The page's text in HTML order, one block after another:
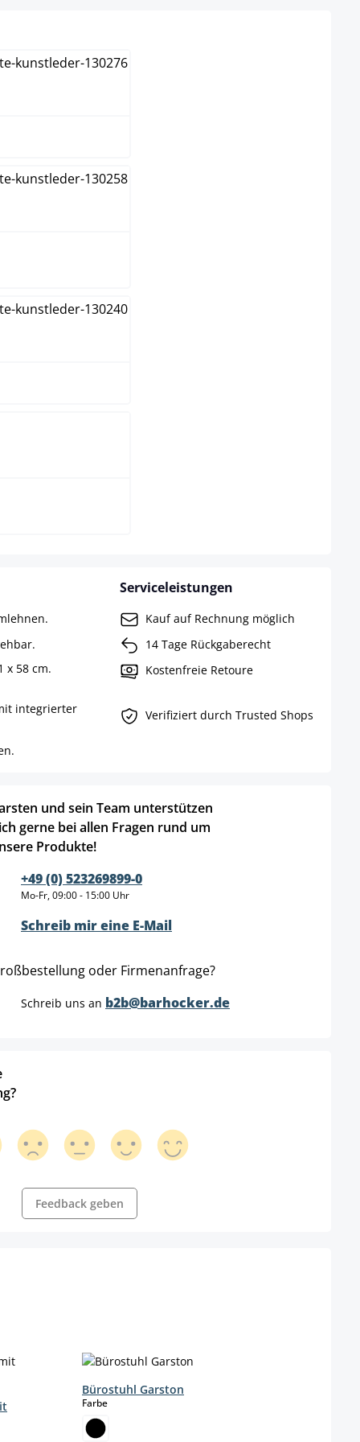
x 58 cm.
integrierter
Serviceleistungen
Kauf auf Rechnung möglich
14 Tage Rückgaberecht
Kostenfreie Retoure
Verifiziert durch Trusted Shops
und sein Team unterstützen
gerne bei allen Fragen rund um
Produkte!
+49 (0) 523269899-0
Mo-Fr, 09:00 - 15:00 Uhr
Schreib mir eine E-Mail
oder Firmenanfrage?
Schreib uns an b2b@barhocker.de
Feedback geben
Bürostuhl Garston
Farbeauswählen